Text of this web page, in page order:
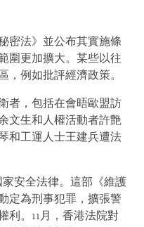
密法》並公布其實施條
圍更加擴大。某些以往
，例如批評經濟政策。
者，包括在會晤歐盟訪
文生和人權活動者許艶
和工運人士王建兵遭法
安全法律。這部《維護
定為刑事犯罪，擴張警
利。11月，香港法院對